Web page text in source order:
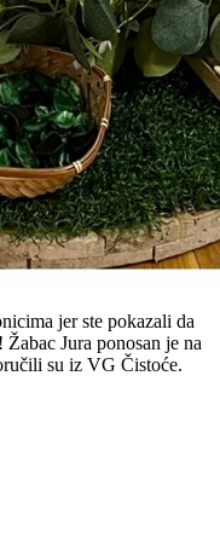
jer ste pokazali da
Jura ponosan je na
su iz VG Čistoće.